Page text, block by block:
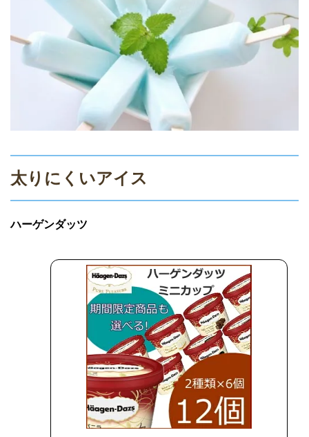
太りにくいアイス
ハーゲンダッツ